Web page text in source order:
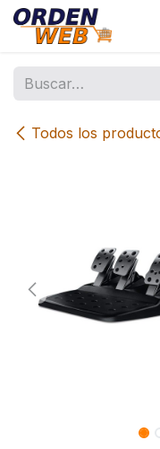
Ir al contenido
Todos los